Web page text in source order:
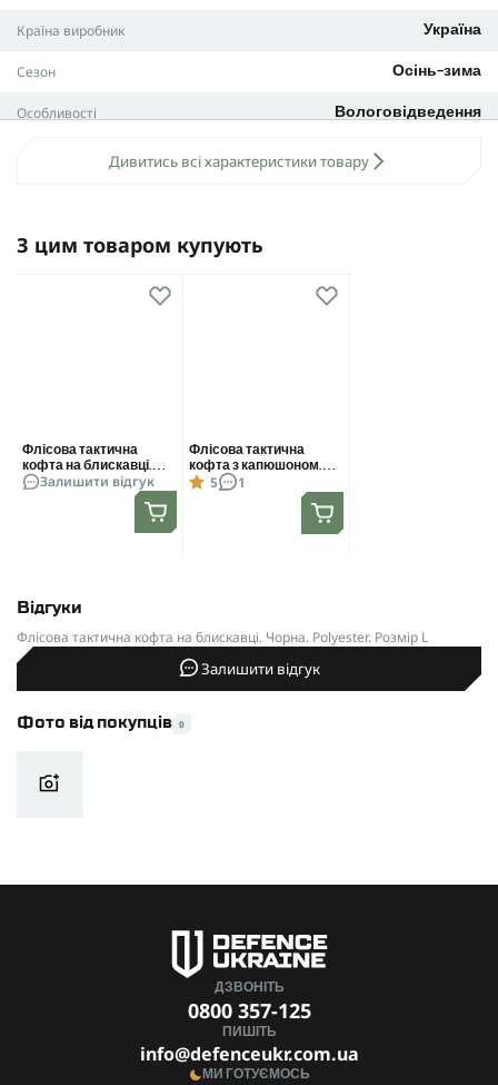
Щільність 330 г/м².
Кольори: койот, олива, чорний.
Замовляй вже, а не витрачайте час на безкінечні пошуки
ідеального спорядження для своїх місій.
Країна виробник Україна
Сезон Осінь-зима
Особливості Вологовідведення
Дивитись всі характеристики товару
З цим товаром купують
Флісова тактична
кофта на блискавці.
Чорна. Polyester. Розмір
Залишити відгук
Флісова тактична
кофта з капюшоном.
Койот. Polyester. Розмір
5 1
Відгуки
Флісова тактична кофта на блискавці. Чорна. Polyester. Розмір L
Залишити відгук
Фото від покупців 0
ДЗВОНІТЬ
0800 357-125
ПИШІТЬ
info@defenceukr.com.ua
МИ ГОТУЄМОСЬ